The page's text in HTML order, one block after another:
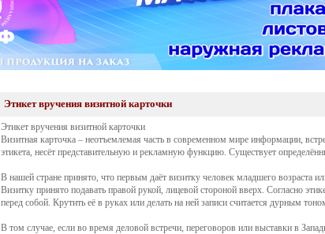
Этикет вручения визитной карточки
Этикет вручения визитной карточки
Визитная карточка – неотъемлемая часть в современном мире информации,
этикета, несёт представительную и рекламную функцию. Существует
В нашей стране принято, что первым даёт визитку человек младшего возраста
Визитку принято подавать правой рукой, лицевой стороной вверх. Согласно
перед собой. Крутить её в руках или делать на ней записи считается дурным
В том случае, если во время деловой встречи, переговоров или выставки в